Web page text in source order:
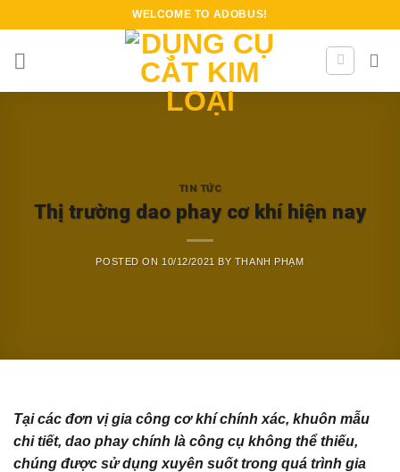
to
content
WELCOME TO ADOBUS!
TIN TỨC
Thị trường dao phay cơ khí hiện nay
POSTED ON 10/12/2021 BY THANH PHẠM
Tại các đơn vị gia công cơ khí chính xác, khuôn mẫu
chi tiết, dao phay chính là công cụ không thể thiếu,
chúng được sử dụng xuyên suốt trong quá trình gia